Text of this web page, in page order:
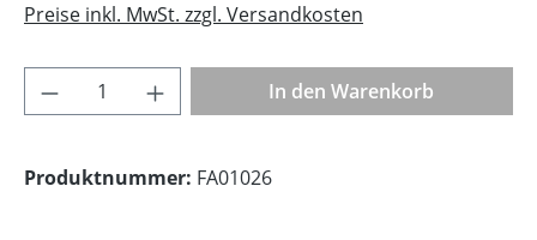
Preise inkl. MwSt. zzgl. Versandkosten
Produkt Anzahl: Gib den gewünschten
In den Warenkorb
Produktnummer: FA01026